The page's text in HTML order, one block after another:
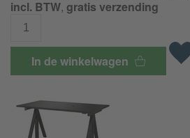
incl. BTW, gratis verzending
In de winkelwagen